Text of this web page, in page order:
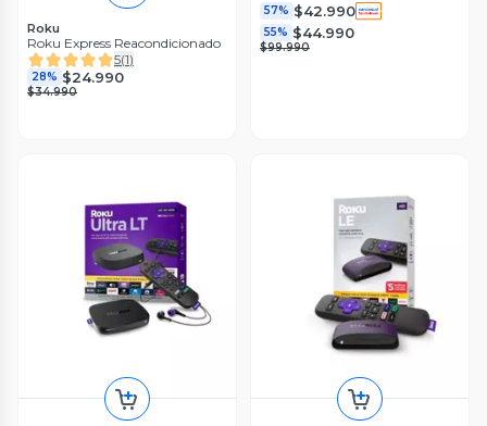
Roku
Roku Express Reacondicionado
5(1)
28% $24.990
$34.990
57% $42.990
55% $44.990
$99.990